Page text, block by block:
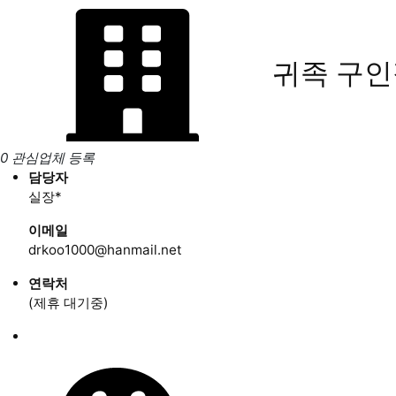
귀족 구
0 관심업체 등록
담당자
실장*
이메일
drkoo1000@hanmail.net
연락처
(제휴 대기중)